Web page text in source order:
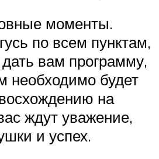
моменты.
по всем пунктам,
вам программу,
необходимо будет
на
ждут уважение,
и успех.